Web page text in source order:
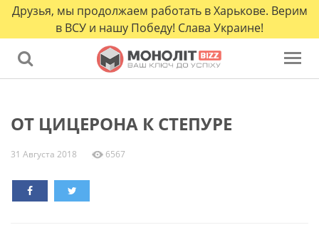
Друзья, мы продолжаем работать в Харькове. Верим
в ВСУ и нашу Победу! Слава Украине!
ОТ ЦИЦЕРОНА К СТЕПУРЕ
31 Августа 2018 6567